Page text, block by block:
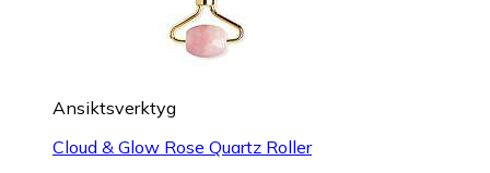
Ansiktsverktyg
Cloud & Glow Rose Quartz Roller